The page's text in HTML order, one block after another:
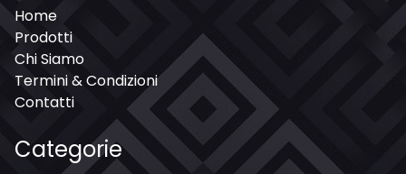
Home
Prodotti
Chi Siamo
Termini & Condizioni
Contatti
Categorie